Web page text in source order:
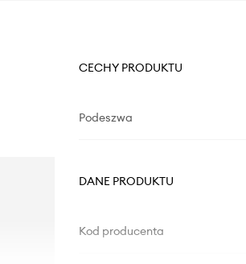
CECHY PRODUKTU
Podeszwa
DANE PRODUKTU
Kod producenta